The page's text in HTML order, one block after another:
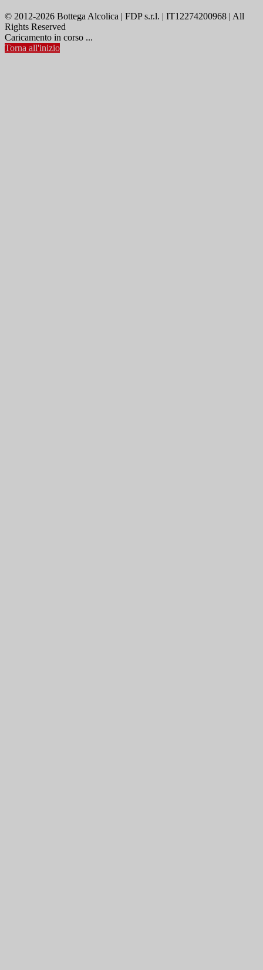
© 2012-2026 Bottega Alcolica | FDP s.r.l. | IT12274200968 | All
Rights Reserved
Caricamento in corso ...
Torna all'inizio